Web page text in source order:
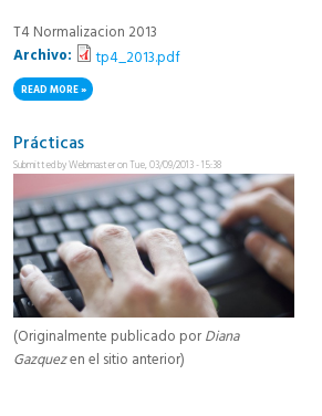
T4 Normalizacion 2013
Archivo:
tp4_2013.pdf
READ MOREABOUT TP4_2013.PDF
Prácticas
Submitted byWebmasteron Tue, 03/09/2013 - 15:38
(Originalmente publicado porDiana
Gazquezen el sitio anterior)